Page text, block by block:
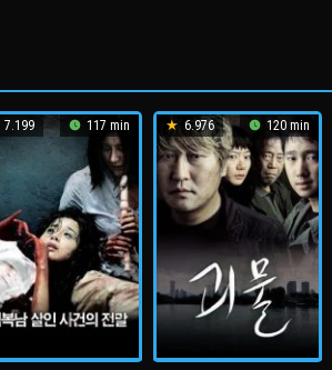
7.199 117 min 6.976 120 min